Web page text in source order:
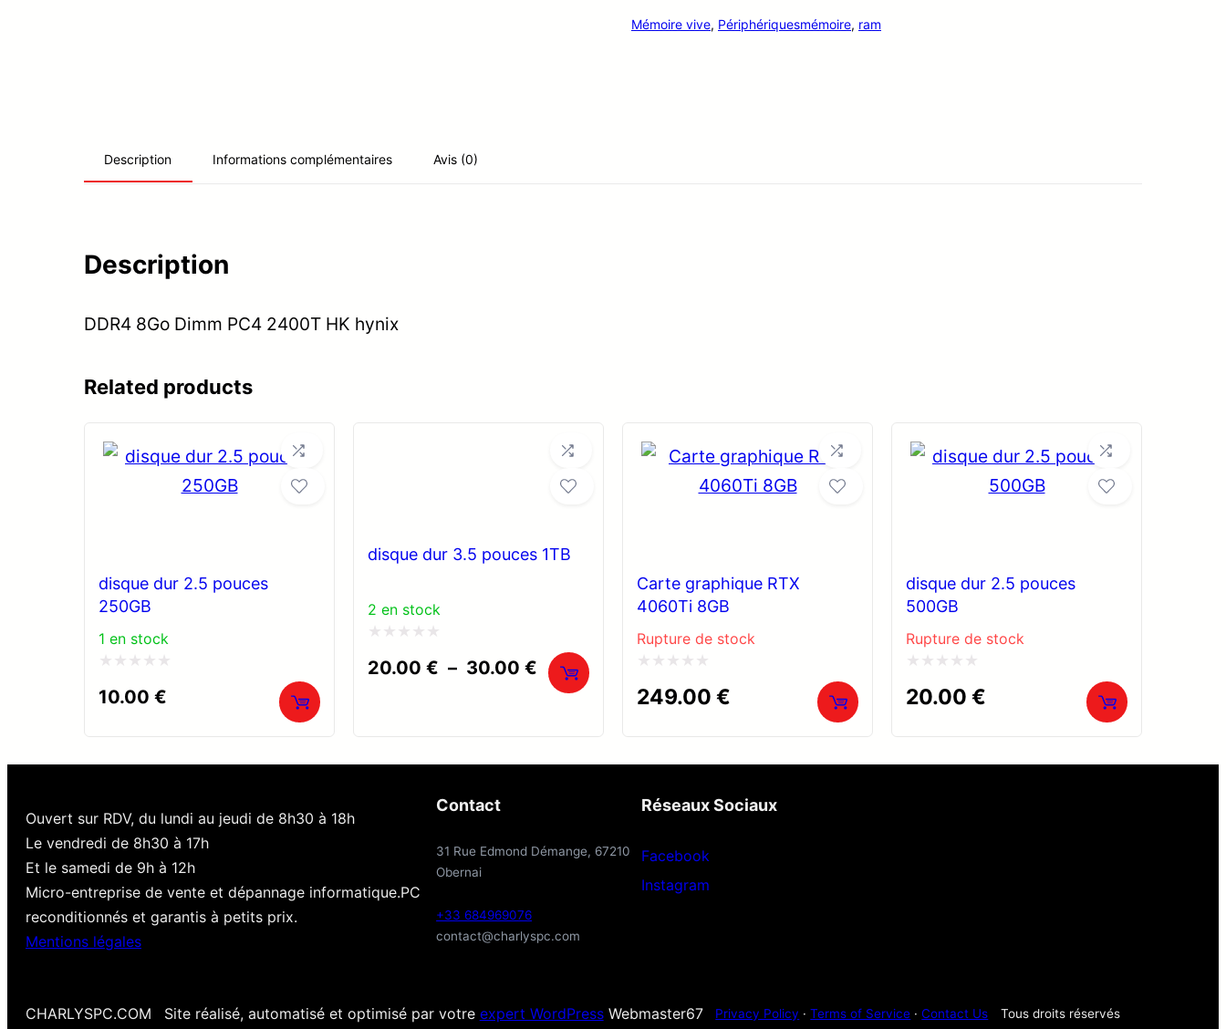
PC4
Mémoire vive, Périphériquesmémoire, ram
Description Informations complémentaires Avis (0)
Description
DDR4 8Go Dimm PC4 2400T HK hynix
Related products
disque dur 2.5 pouces
250GB
1 en stock
5
10.00 €
disque dur 3.5 pouces 1TB
2 en stock
20.00 € – 30.00 € Plage
de
Carte graphique RTX
4060Ti 8GB
Rupture de stock
5
249.00 €
disque dur 2.5 pouces
500GB
Rupture de stock
5
20.00 €
Ouvert sur RDV, du lundi au jeudi de 8h30 à 18h
Le vendredi de 8h30 à 17h
Et le samedi de 9h à 12h
Micro-entreprise de vente et dépannage informatique.PC
reconditionnés et garantis à petits prix.
Mentions légales
Contact
31 Rue Edmond Démange, 67210
Obernai
+33 684969076
contact@charlyspc.com
Réseaux Sociaux
Facebook
Instagram
CHARLYSPC.COM Site réalisé, automatisé et optimisé par votre expert WordPressWebmaster67 Privacy Policy ·Terms of Service ·Contact Us Tous droits réservés